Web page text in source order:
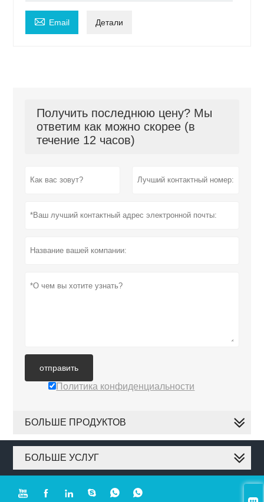
 Email Детали
Получить последнюю цену? Мы
ответим как можно скорее (в
течение 12 часов)
отправить
Политика конфиденциальности
БОЛЬШЕ ПРОДУКТОВ
БОЛЬШЕ УСЛУГ
     